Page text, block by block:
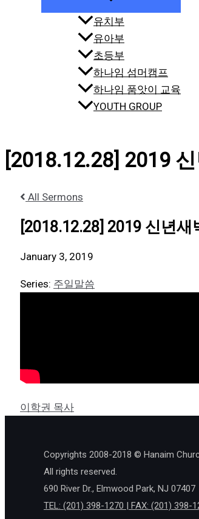
유치부
유아부
초등부
하나임 섬머캠프
하나임 품앗이 교육
YOUTH GROUP
[2018.12.28] 2019
All Sermons
[2018.12.28] 2019 신년
January 3, 2019
Series: 주일말씀
이학권 목사
Copyrights 2008-2018 © Hanaim
All rights reserved.
690 River Dr., Elmwood Park, NJ 07407
TEL: (201) 398-1270 | FAX: (201) 398-